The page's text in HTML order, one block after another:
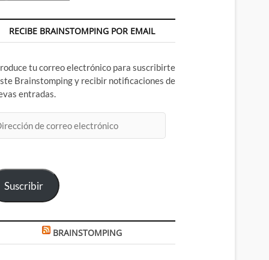
RECIBE BRAINSTOMPING POR EMAIL
tu correo electrónico para suscribirte
Brainstomping y recibir notificaciones de
entradas.
Suscribir
BRAINSTOMPING